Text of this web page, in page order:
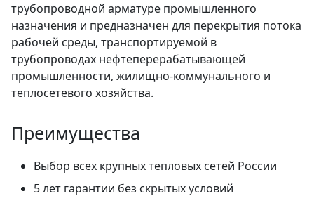
трубопроводной арматуре промышленного
назначения и предназначен для перекрытия потока
рабочей среды, транспортируемой в
трубопроводах нефтеперерабатывающей
промышленности, жилищно-коммунального и
теплосетевого хозяйства.
Преимущества
Выбор всех крупных тепловых сетей России
5 лет гарантии без скрытых условий